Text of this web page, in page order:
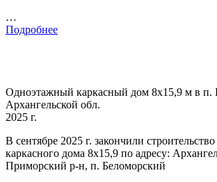
…
Подробнее
Одноэтажный каркасный дом 8х15,9 м в п.
Архангельской обл.
2025 г.
В сентябре 2025 г. закончили
каркасного дома 8х15,9 по адресу:
Приморский р-н, п. Беломорский